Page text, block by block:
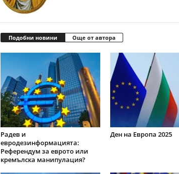
Подобни новини Още от автора
Радев и
евродезинформацията:
Референдум за еврото или
кремълска манипулация?
Ден на Европа 2025